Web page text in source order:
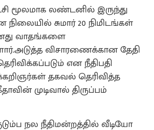
மூலமாக லண்டனில் இருந்து
சுமார் 20 நிமிடங்கள்
வாதங்களை
விசாரணைக்கான தேதி
என நீதிபதி
தகவல் தெரிவித்த
முடிவால் திருப்பம்
நல நீதிமன்றத்தில் வீடியோ